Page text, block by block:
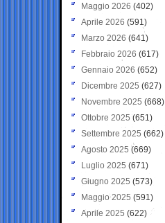
Maggio 2026 (402)
Aprile 2026 (591)
Marzo 2026 (641)
Febbraio 2026 (617)
Gennaio 2026 (652)
Dicembre 2025 (627)
Novembre 2025 (668)
Ottobre 2025 (651)
Settembre 2025 (662)
Agosto 2025 (669)
Luglio 2025 (671)
Giugno 2025 (573)
Maggio 2025 (591)
Aprile 2025 (622)